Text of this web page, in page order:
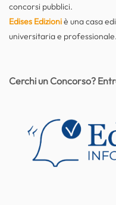
concorsi pubblici.
Edises Edizioniè una casa
universitaria e professionale.
Cerchi un Concorso?